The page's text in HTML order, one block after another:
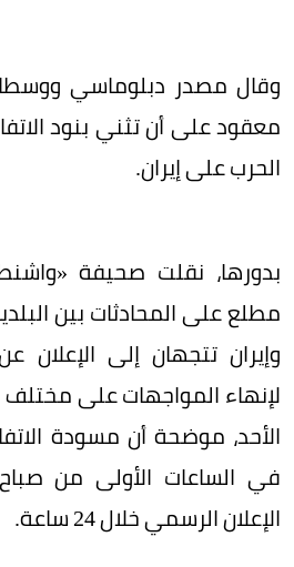
وقال مصدر دبلوماسي
معقود على أن تثني بنود
الحرب على إيران.
بدورها، نقلت صحيفة
مطلع على المحادثات بين
وإيران تتجهان إلى الإعلان
لإنهاء المواجهات على
الأحد، موضحة أن مسودة
في الساعات الأولى من
الإعلان الرسمي خلال 24 ساعة.